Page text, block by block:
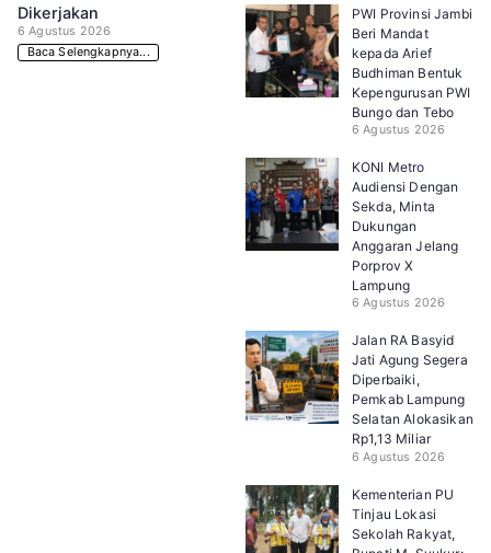
Dikerjakan
6 Agustus 2026
Baca Selengkapnya...
PWI Provinsi Jambi
Beri Mandat
kepada Arief
Budhiman Bentuk
Kepengurusan PWI
Bungo dan Tebo
6 Agustus 2026
KONI Metro
Audiensi Dengan
Sekda, Minta
Dukungan
Anggaran Jelang
Porprov X
Lampung
6 Agustus 2026
Jalan RA Basyid
Jati Agung Segera
Diperbaiki,
Pemkab Lampung
Selatan Alokasikan
Rp1,13 Miliar
6 Agustus 2026
Kementerian PU
Tinjau Lokasi
Sekolah Rakyat,